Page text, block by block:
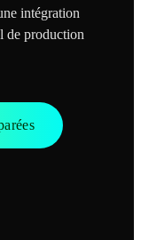
intégration
de production